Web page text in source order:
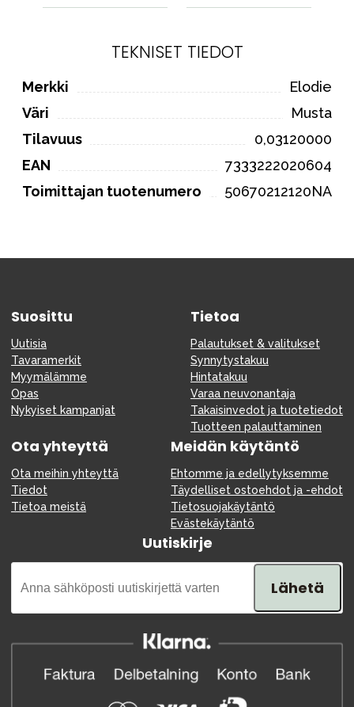
TEKNISET TIEDOT
Merkki
Elodie
Väri
Musta
Tilavuus
0,03120000
EAN
7333222020604
Toimittajan tuotenumero
50670212120NA
Suosittu
Uutisia
Tavaramerkit
Myymälämme
Opas
Nykyiset kampanjat
Tietoa
Palautukset & valitukset
Synnytystakuu
Hintatakuu
Varaa neuvonantaja
Takaisinvedot ja tuotetiedot
Tuotteen palauttaminen
Ota yhteyttä
Ota meihin yhteyttä
Tiedot
Tietoa meistä
Meidän käytäntö
Ehtomme ja edellytyksemme
Täydelliset ostoehdot ja -ehdot
Tietosuojakäytäntö
Evästekäytäntö
Uutiskirje
Lähetä